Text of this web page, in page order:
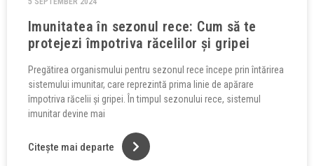
Imunitatea în sezonul rece: Cum să te
protejezi împotriva răcelilor și gripei
Pregătirea organismului pentru sezonul rece începe prin întărirea
sistemului imunitar, care reprezintă prima linie de apărare
împotriva răcelii și gripei. În timpul sezonului rece, sistemul
imunitar devine mai
Citește mai departe